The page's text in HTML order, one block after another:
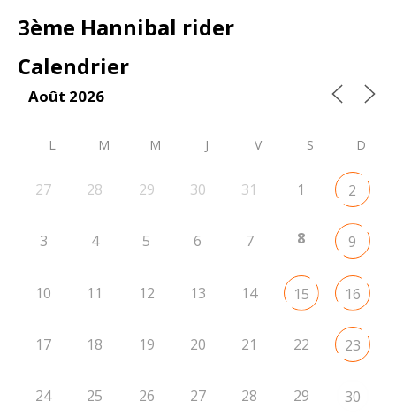
3ème Hannibal rider
Calendrier
Août 2026
L M M J V S D
27 28 29 30 31 1 2
3 4 5 6 7 8 9
10 11 12 13 14 15 16
17 18 19 20 21 22 23
24 25 26 27 28 29 30